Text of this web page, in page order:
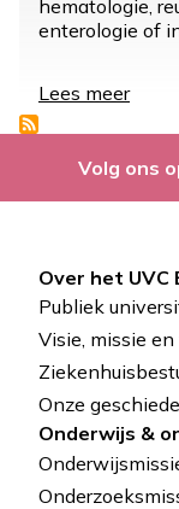
hematologie,
enterologie of
Lees meerover
van
de
op
de
Horta
site
Volg ons
Pied
de
page
Over het UVC
Publiek
Visie, missie
Onze
Onderwijs &